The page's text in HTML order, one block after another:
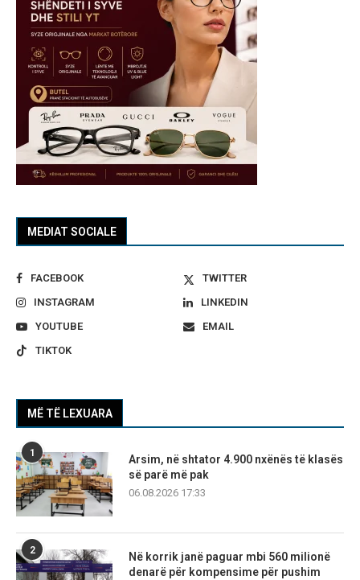
MEDIAT SOCIALE
FACEBOOK
TWITTER
INSTAGRAM
LINKEDIN
YOUTUBE
EMAIL
TIKTOK
MË TË LEXUARA
1
Arsim, në shtator 4.900 nxënës të klasës
së parë më pak
06.08.2026 17:33
2
Në korrik janë paguar mbi 560 milionë
denarë për kompensime për pushim